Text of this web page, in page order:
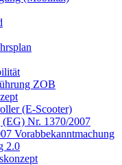
ZOB
(E-Scooter)
Nr. 1370/2007
Vorabbekanntmachung
2.0